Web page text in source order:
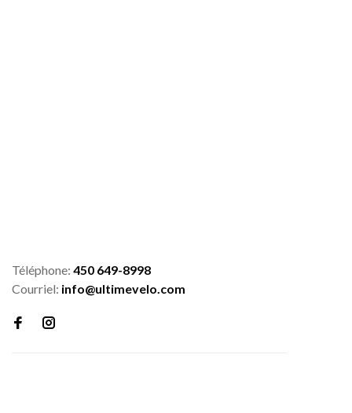
Téléphone: 450 649-8998
Courriel: info@ultimevelo.com